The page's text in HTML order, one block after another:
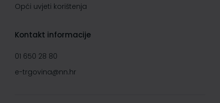
Opći uvjeti korištenja
Kontakt informacije
01 650 28 80
e-trgovina@nn.hr